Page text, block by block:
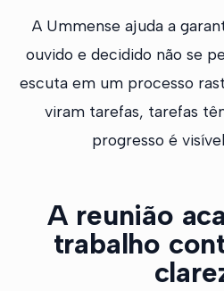
A Ummense ajuda a
ouvido e decidido não se
escuta em um processo
viram tarefas, tarefas
progresso é
A reunião
trabalho